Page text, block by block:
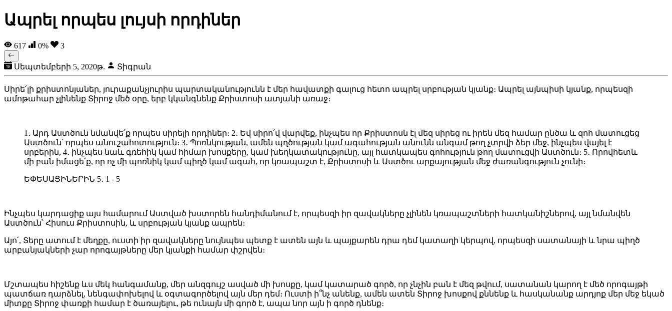
Ապրել որպես լույսի որդիներ
617 0% 3
Սեպտեմբերի 5, 2020թ. Տիգրան
Սիրե՛լի քրիստոնյաներ, յուրաքանչյուրիս պարտականությունն է մեր հավատքի գալուց հետո ապրել սրբության կյանք։ Ապրել այնպիսի կյանք, որպեսզի
ամոթահար չլինենք Տիրոջ մեծ օրը, երբ կկանգնենք Քրիստոսի ատյանի առաջ։
1․ Արդ Աստծուն նմանվե՛ք որպես սիրելի որդիներ։ 2․ Եվ սիրո՛վ վարվեք, ինչպես որ Քրիստոսն էլ մեզ սիրեց ու իրեն մեզ համար ընծա և զոհ մատուցեց
Աստծուն՝ որպես անուշահոտություն։ 3․ Պոռնկության, ամեն պղծության կամ ագահության անունն անգամ թող չտրվի ձեր մեջ, ինչպես վայել է
սրբերին, 4․ ինչպես նաև գռեհիկ կամ հիմար խոսքերը, կամ խեղկատակությունը, այլ հատկապես գոհություն թող մատուցվի Աստծուն։ 5․ Որովհետև
մի բան իմացե՛ք, որ ոչ մի պոռնիկ կամ պիղծ կամ ագահ, որ կռապաշտ է, Քրիստոսի և Աստծու արքայության մեջ ժառանգություն չունի։
ԵՓԵՍԱՑԻՆԵՐԻՆ 5․ 1 - 5
Ինչպես կարդացիք այս համարում Աստված խստորեն հանդիմանում է, որպեսզի իր զավակները չլինեն կռապաշտների հատկանիշներով, այլ նմանվեն
Աստծուն՝ Հիսուս Քրիստոսին, և սրբության կյանք ապրեն։
Այո՛, Տերը ատում է մեղքը, ուստի իր զավակները նույնպես պետք է ատեն այն և պայքարեն դրա դեմ կատաղի կերպով, որպեսզի սատանայի և նրա պիղծ
արբանյակների չար որոգայթները մեր կյանքի համար փշրվեն։
Մշտապես հիշենք ևս մեկ հանգամանք, մեր անզգույշ ասված մի խոսքը, կամ կատարած գործ, որ չնչին բան է մեզ թվում, սատանան կարող է մեծ որոգայթի
պատճառ դարձնել, նենգափոխելով և օգտագործելով այն մեր դեմ։ Ուստի ի՞նչ անենք, ամեն ատեն Տիրոջ խոսքով քննենք և հասկանանք արդյոք մեր մեջ եկած
միտքը Տիրոջ փառքի համար է ծառայելու, թե ունայն մի գործ է, ապա նոր այն ի գործ դնենք։